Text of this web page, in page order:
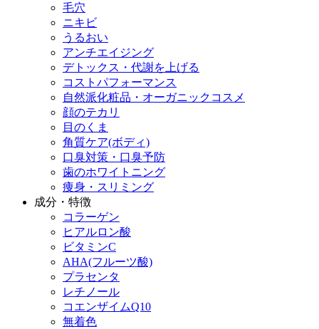
毛穴
ニキビ
うるおい
アンチエイジング
デトックス・代謝を上げる
コストパフォーマンス
自然派化粧品・オーガニックコスメ
顔のテカリ
目のくま
角質ケア(ボディ)
口臭対策・口臭予防
歯のホワイトニング
痩身・スリミング
成分・特徴
コラーゲン
ヒアルロン酸
ビタミンC
AHA(フルーツ酸)
プラセンタ
レチノール
コエンザイムQ10
無着色